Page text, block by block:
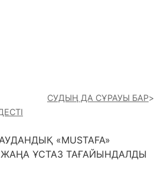
СУДЫҢ ДА СҰРАУЫ БАР
«MUSTAFA»
ЖАҢА ҰСТАЗ ТАҒАЙЫНДАЛДЫ